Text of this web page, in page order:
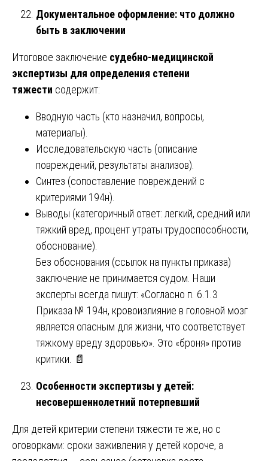
Документальное оформление: что должно
быть в заключении
Итоговое заключение судебно-медицинской
экспертизы для определения степени
тяжести содержит:
Вводную часть (кто назначил, вопросы,
материалы).
Исследовательскую часть (описание
повреждений, результаты анализов).
Синтез (сопоставление повреждений с
критериями 194н).
Выводы (категоричный ответ: легкий, средний или
тяжкий вред, процент утраты трудоспособности,
обоснование).
Без обоснования (ссылок на пункты приказа)
заключение не принимается судом. Наши
эксперты всегда пишут: «Согласно п. 6.1.3
Приказа № 194н, кровоизлияние в головной мозг
является опасным для жизни, что соответствует
тяжкому вреду здоровью». Это «броня» против
критики. 📄
Особенности экспертизы у детей:
несовершеннолетний потерпевший
Для детей критерии степени тяжести те же, но с
оговорками: сроки заживления у детей короче, а